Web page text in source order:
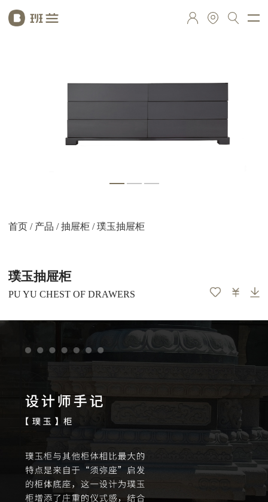
首页 / 产品 /抽屉柜 / 璞玉抽屉柜
璞玉抽屉柜
PU YU CHEST OF DRAWERS